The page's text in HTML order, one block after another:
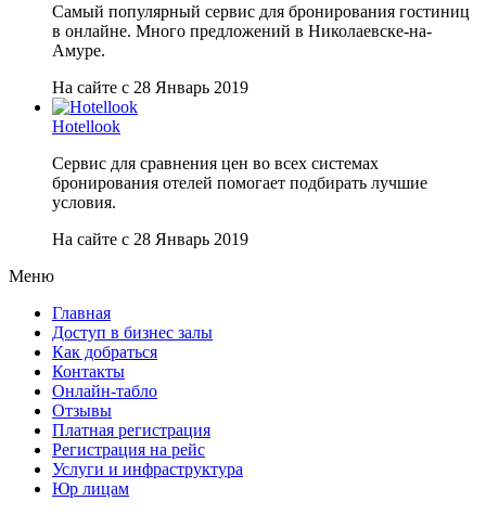
Самый популярный сервис для бронирования гостиниц
в онлайне. Много предложений в Николаевске-на-
Амуре.
На сайте с 28 Январь 2019
Hotellook
Сервис для сравнения цен во всех системах
бронирования отелей помогает подбирать лучшие
условия.
На сайте с 28 Январь 2019
Меню
Главная
Доступ в бизнес залы
Как добраться
Контакты
Онлайн-табло
Отзывы
Платная регистрация
Регистрация на рейс
Услуги и инфраструктура
Юр лицам